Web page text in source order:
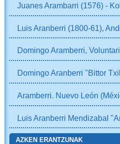
Juanes Arambarri (1576) -
Luis Aranberri (1800-61),
Domingo Aramberri,
Domingo Aranberri "Bittor
Aramberri. Nuevo León
Luis Aranberri Mendizabal
AZKEN ERANTZUNAK